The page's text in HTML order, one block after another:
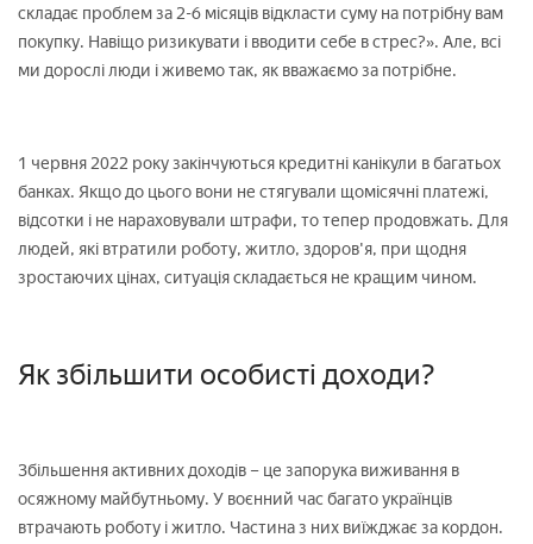
складає проблем за 2-6 місяців відкласти суму на потрібну вам
покупку. Навіщо ризикувати і вводити себе в стрес?». Але, всі
ми дорослі люди і живемо так, як вважаємо за потрібне.
1 червня 2022 року закінчуються кредитні канікули в багатьох
банках. Якщо до цього вони не стягували щомісячні платежі,
відсотки і не нараховували штрафи, то тепер продовжать. Для
людей, які втратили роботу, житло, здоров'я, при щодня
зростаючих цінах, ситуація складається не кращим чином.
Як збільшити особисті доходи?
Збільшення активних доходів – це запорука виживання в
осяжному майбутньому. У воєнний час багато українців
втрачають роботу і житло. Частина з них виїжджає за кордон.